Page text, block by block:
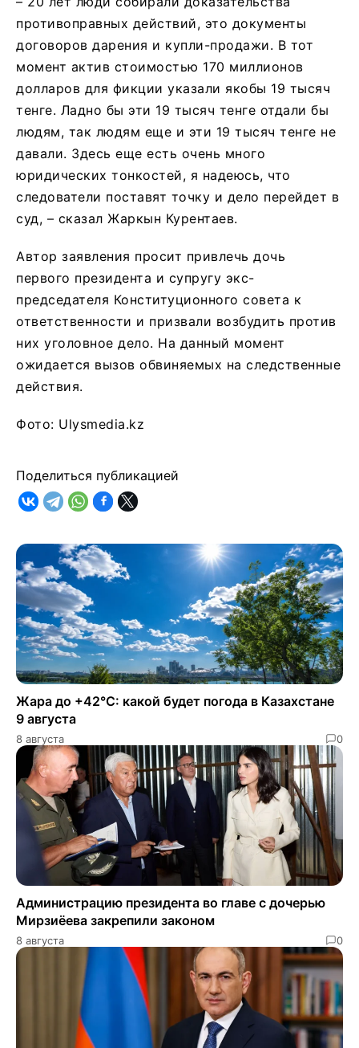
противоправных действий, это документы
договоров дарения и купли-продажи. В тот
момент актив стоимостью 170 миллионов
долларов для фикции указали якобы 19 тысяч
тенге. Ладно бы эти 19 тысяч тенге отдали бы
людям, так людям еще и эти 19 тысяч тенге не
давали. Здесь еще есть очень много
юридических тонкостей, я надеюсь, что
следователи поставят точку и дело перейдет в
суд, – cказал Жаркын Курентаев.
Автор заявления просит привлечь дочь
первого президента и супругу экс-
председателя Конституционного совета к
ответственности и призвали возбудить против
них уголовное дело. На данный момент
ожидается вызов обвиняемых на следственные
действия.
Фото: Ulysmedia.kz
Поделиться публикацией
Жара до +42°C: какой будет погода в Казахстане
9 августа
8 августа 0
Администрацию президента во главе с дочерью
Мирзиёева закрепили законом
8 августа 0